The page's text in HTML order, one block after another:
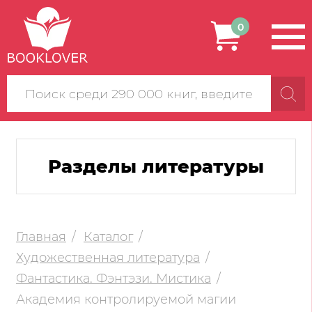
Поиск
по
сайту
0
Разделы литературы
Главная
Каталог
Художественная литература
Фантастика. Фэнтэзи. Мистика
Академия контролируемой магии